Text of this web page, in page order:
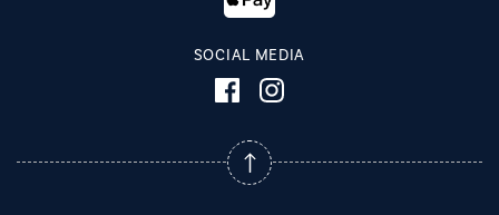
SOCIAL MEDIA